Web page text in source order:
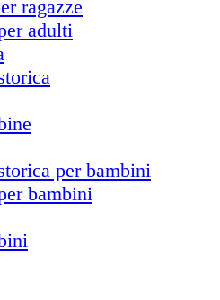
ragazze
adulti
per bambini
bambini